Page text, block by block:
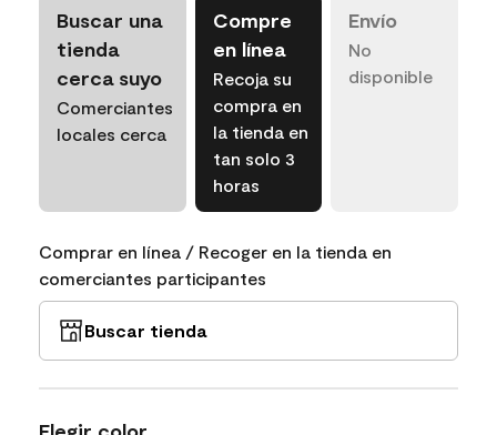
Buscar una
tienda
cerca suyo
Comerciantes
locales cerca
Compre
en línea
Recoja su
compra en
la tienda en
tan solo 3
horas
Envío
No
disponible
Comprar en línea / Recoger en la tienda en
comerciantes participantes
Buscar tienda